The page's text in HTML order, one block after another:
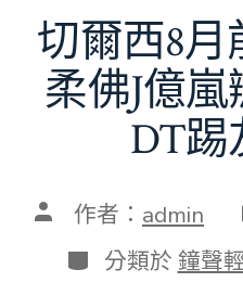
切爾西8月
柔佛J億
DT踢
文 作者： admin
分
類
分類於 鐘聲